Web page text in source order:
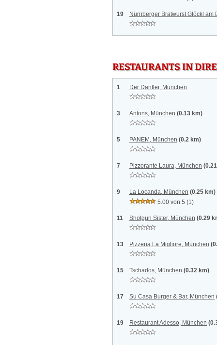
19 Nürnberger Bratwurst Glöckl am
RESTAURANTS IN
1 Der Dantler, München
3 Antons, München (0.13 km)
5 PANEM, München (0.2 km)
7 Pizzorante Laura, München
9 La Locanda, München (0.25 km)
5.00 von 5 (1)
11 Shotgun Sister, München (0.29
13 Pizzeria La Migliore, München
15 Tschados, München (0.32 km)
17 Su Casa Burger & Bar, München
19 Restaurant Adesso, München